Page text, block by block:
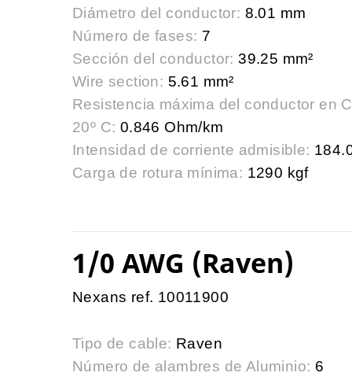
Diámetro del conductor: 8.01 mm
Número de fases: 7
Sección del conductor: 39.25 mm²
Wire section: 5.61 mm²
Resistencia máxima del conductor en
20º C: 0.846 Ohm/km
Intensidad de corriente admisible:
Carga de rotura mínima: 1290 kgf
1/0 AWG (Raven)
Nexans ref. 10011900
Tipo de cable: Raven
Número de alambres de Aluminio: 6